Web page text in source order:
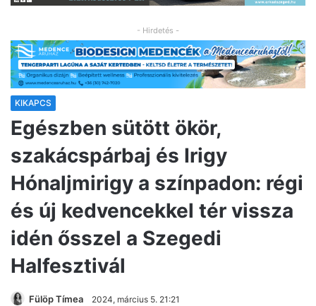
- Hirdetés -
KIKAPCS
Egészben sütött ökör,
szakácspárbaj és Irigy
Hónaljmirigy a színpadon: régi
és új kedvencekkel tér vissza
idén ősszel a Szegedi
Halfesztivál
Fülöp Tímea 2024, március 5. 21:21